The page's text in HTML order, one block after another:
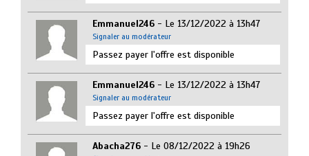
Emmanuel246 - Le 13/12/2022 à 13h47
Signaler au modérateur
Passez payer l'offre est disponible
Emmanuel246 - Le 13/12/2022 à 13h47
Signaler au modérateur
Passez payer l'offre est disponible
Abacha276 - Le 08/12/2022 à 19h26